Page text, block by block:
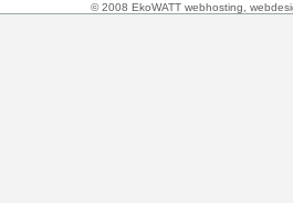
© 2008 EkoWATT webhosting,